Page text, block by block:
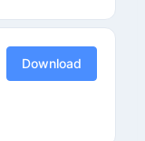
Download